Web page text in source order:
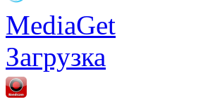
MediaGet
Загрузка